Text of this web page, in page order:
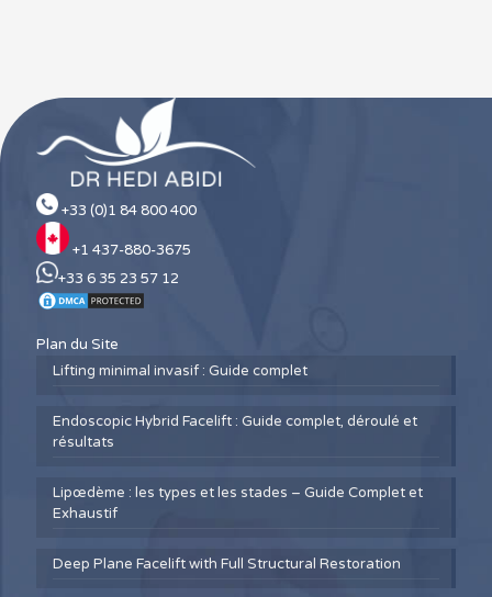
+33 (0)1 84 800 400
+1 437-880-3675
+33 6 35 23 57 12
Plan du Site
Lifting minimal invasif : Guide complet
Endoscopic Hybrid Facelift : Guide complet, déroulé et
résultats
Lipœdème : les types et les stades – Guide Complet et
Exhaustif
Deep Plane Facelift with Full Structural Restoration